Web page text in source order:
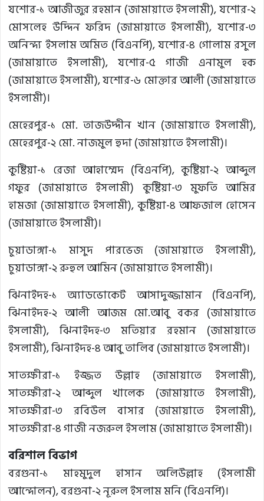
যশোর-১ আজীজুর রহমান (জামায়াতে ইসলামী), যশোর-২
মোসলেহ উদ্দিন ফরিদ (জামায়াতে ইসলামী), যশোর-৩
অনিন্দ্য ইসলাম অমিত (বিএনপি), যশোর-৪ গোলাম রসুল
(জামায়াতে ইসলামী), যশোর-৫ গাজী এনামুল হক
(জামায়াতে ইসলামী), যশোর-৬ মোক্তার আলী (জামায়াতে
ইসলামী)।
মেহেরপুর-১ মো. তাজউদ্দীন খান (জামায়াতে ইসলামী),
মেহেরপুর-২ মো. নাজমুল হুদা (জামায়াতে ইসলামী)।
কুষ্টিয়া-১ রেজা আহাম্মেদ (বিএনপি), কুষ্টিয়া-২ আব্দুল
গফুর (জামায়াতে ইসলামী) কুষ্টিয়া-৩ মুফতি আমির
হামজা (জামায়াতে ইসলামী), কুষ্টিয়া-৪ আফজাল হোসেন
(জামায়াতে ইসলামী)।
চুয়াডাঙ্গা-১ মাসুদ পারভেজ (জামায়াতে ইসলামী),
চুয়াডাঙ্গা-২ রুহুল আমিন (জামায়াতে ইসলামী)।
ঝিনাইদহ-১ অ্যাডভোকেট আসাদুজ্জামান (বিএনপি),
ঝিনাইদহ-২ আলী আজম মো.আবু বকর (জামায়াতে
ইসলামী), ঝিনাইদহ-৩ মতিয়ার রহমান (জামায়াতে
ইসলামী), ঝিনাইদহ-৪ আবু তালিব (জামায়াতে ইসলামী)।
সাতক্ষীরা-১ ইজ্জত উল্লাহ (জামায়াতে ইসলামী),
সাতক্ষীরা-২ আব্দুল খালেক (জামায়াতে ইসলামী),
সাতক্ষীরা-৩ রবিউল বাসার (জামায়াতে ইসলামী),
সাতক্ষীরা-৪ গাজী নজরুল ইসলাম (জামায়াতে ইসলামী)।
বরিশাল বিভাগ
বরগুনা-১ মাহমুদুল হাসান অলিউল্লাহ (ইসলামী
আন্দোলন), বরগুনা-২ নূরুল ইসলাম মনি (বিএনপি)।